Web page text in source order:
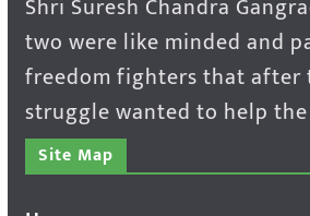
Shri Suresh Chandra
two were like minded and
freedom fighters that after
struggle wanted to help
Site Map